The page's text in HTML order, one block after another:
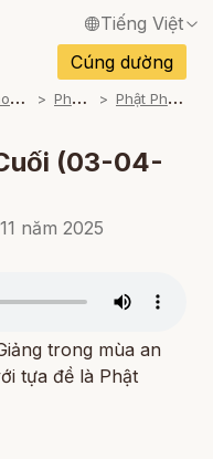
Tiếng Việt
Tiếng Anh
Tiếng Pháp
/ Tiếng Tây Ban Nha
Tiếng Ý
Cúng dường
P
háp Thoại Theo Bộ An Cư Kiết Đông P
háp Thoại Mp3 P
hật Pháp Căn Bản (1993-1994)
(03-04-
năm 2025
trong mùa an
tựa đề là Phật